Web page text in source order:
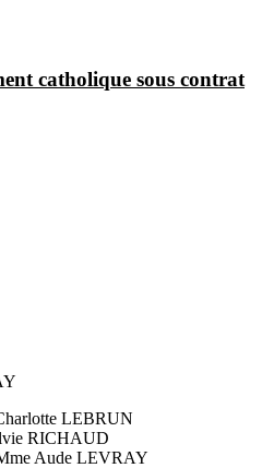
catholique sous contrat
LEBRUN
RICHAUD
Aude LEVRAY